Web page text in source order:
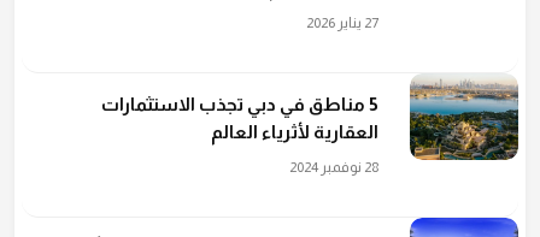
27 يناير 2026
5 مناطق في دبي تجذب الاستثمارات
العقارية لأثرياء العالم
28 نوفمبر 2024